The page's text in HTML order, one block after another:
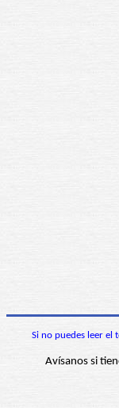
Si no puedes leer el
Avísanos si